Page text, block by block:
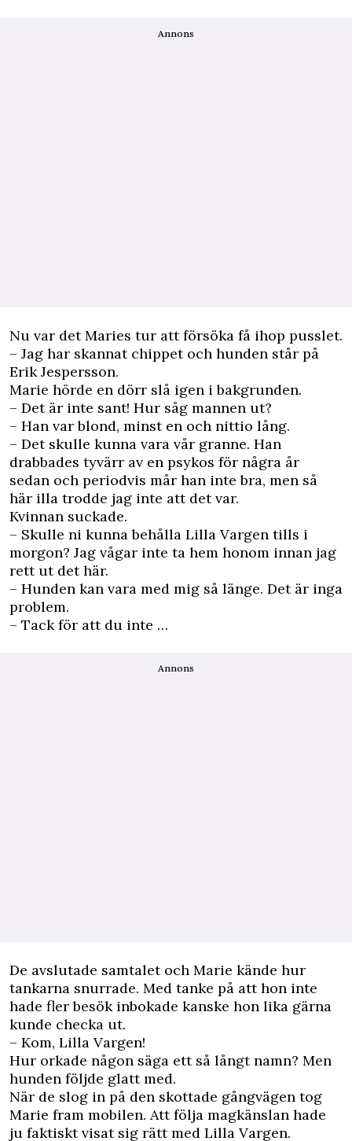
Annons
Nu var det Maries tur att försöka få ihop pusslet.
– Jag har skannat chippet och hunden står på
Erik Jespersson.
Marie hörde en dörr slå igen i bakgrunden.
– Det är inte sant! Hur såg mannen ut?
– Han var blond, minst en och nittio lång.
– Det skulle kunna vara vår granne. Han
drabbades tyvärr av en psykos för några år
sedan och periodvis mår han inte bra, men så
här illa trodde jag inte att det var.
Kvinnan suckade.
– Skulle ni kunna behålla Lilla Vargen tills i
morgon? Jag vågar inte ta hem honom innan jag
rett ut det här.
– Hunden kan vara med mig så länge. Det är inga
problem.
– Tack för att du inte …
Annons
De avslutade samtalet och Marie kände hur
tankarna snurrade. Med tanke på att hon inte
hade fler besök inbokade kanske hon lika gärna
kunde checka ut.
– Kom, Lilla Vargen!
Hur orkade någon säga ett så långt namn? Men
hunden följde glatt med.
När de slog in på den skottade gångvägen tog
Marie fram mobilen. Att följa magkänslan hade
ju faktiskt visat sig rätt med Lilla Vargen.